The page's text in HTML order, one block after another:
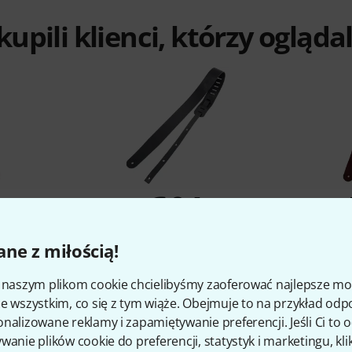
z miłością!
naszym plikom cookie chcielibyśmy zaoferować najlepsze
wszystkim, co się z tym wiąże. Obejmuje to na przykład
reklamy i zapamiętywanie preferencji. Jeśli Ci to
plików cookie do preferencji, statystyk i marketingu,
klienci, którzy
6%
106 zł